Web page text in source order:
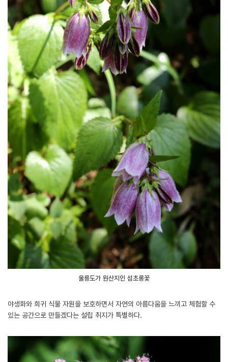
울릉도가 원산지인 섬초롱꽃
야생화와 희귀 식물 자원을 보호하면서 자연의 아름다움을 느끼고 체험할 수
있는 공간으로 만들겠다는 설립 취지가 특별하다.